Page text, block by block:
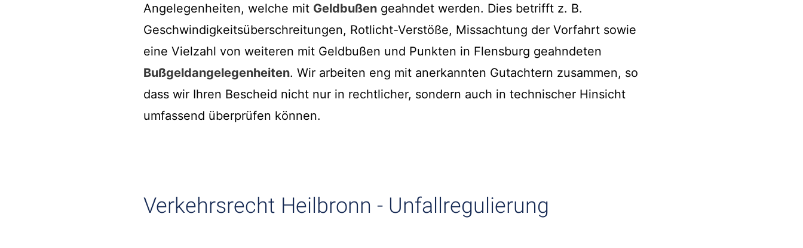
Angelegenheiten, welche mit Geldbußen geahndet werden. Dies betrifft z. B.
Geschwindigkeitsüberschreitungen, Rotlicht-Verstöße, Missachtung der Vorfahrt sowie
eine Vielzahl von weiteren mit Geldbußen und Punkten in Flensburg geahndeten
Bußgeldangelegenheiten. Wir arbeiten eng mit anerkannten Gutachtern zusammen, so
dass wir Ihren Bescheid nicht nur in rechtlicher, sondern auch in technischer Hinsicht
umfassend überprüfen können.
Verkehrsrecht Heilbronn - Unfallregulierung